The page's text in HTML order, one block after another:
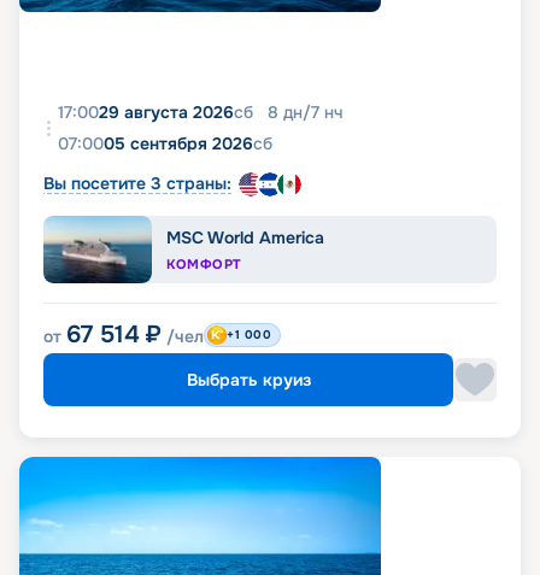
17:0029 августа 2026сб 8 дн/7 нч
07:0005 сентября 2026сб
Вы посетите 3 страны:
MSC World America
КОМФОРТ
от 67 514 ₽ /чел +1 000
Выбрать круиз